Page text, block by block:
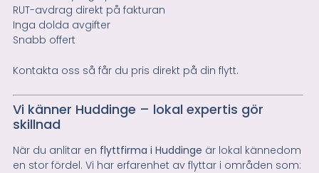
RUT-avdrag direkt på fakturan
Inga dolda avgifter
Snabb offert
Kontakta oss så får du pris direkt på din flytt.
Vi känner Huddinge – lokal expertis gör
skillnad
När du anlitar en flyttfirma i Huddinge är lokal kännedom
en stor fördel. Vi har erfarenhet av flyttar i områden som: